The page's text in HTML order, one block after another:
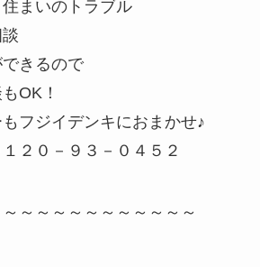
まいのトラブル
きるので
OK！
フジイデンキにおまかせ♪
２０－９３－０４５２
～～～～～～～～～～～